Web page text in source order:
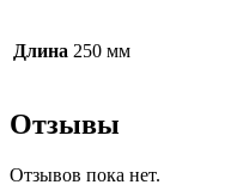
песком
1
250х120х65
мм
Длина 250 мм
Отзывы
Отзывов пока нет.